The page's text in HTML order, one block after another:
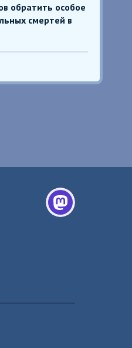
обратить особое
смертей в